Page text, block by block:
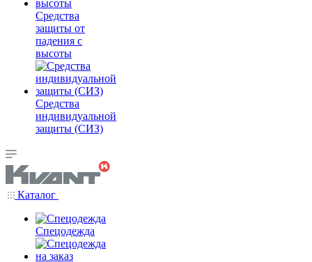
Средства
защиты от
падения с
высоты
Средства
индивидуальной
защиты (СИЗ)
Каталог
Спецодежда